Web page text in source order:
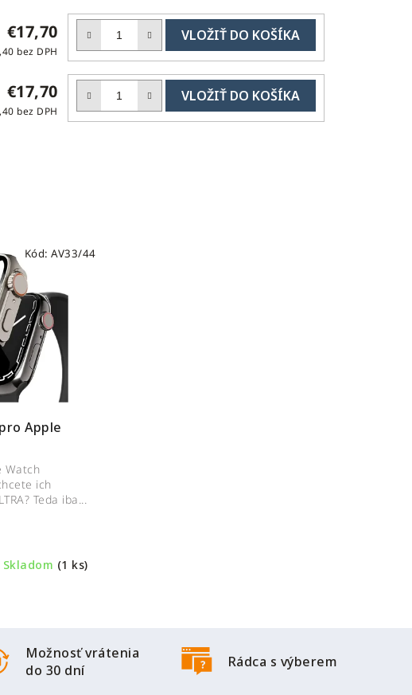
€17,70
bez DPH
DO
KOŠÍKA
€17,70
bez DPH
DO
KOŠÍKA
Apple
Skladom (1 ks)
Watch
ich
Teda iba...
Kód: AV33/44
Možnosť vrátenia
do 30 dní
Rádca s výberem